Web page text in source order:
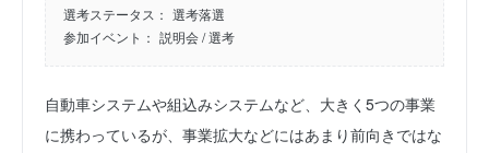
選考ステータス： 選考落選
参加イベント： 説明会/ 選考
自動車システムや組込みシステムなど、大きく5つの事業
に携わっているが、事業拡大などにはあまり前向きではな